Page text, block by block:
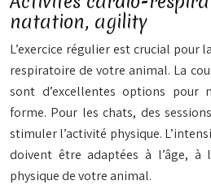
natation, agility
L’exercice régulier est crucial pour
respiratoire de votre animal. La
sont d’excellentes options pour
forme. Pour les chats, des
stimuler l’activité physique.
doivent être adaptées à l’âge,
physique de votre animal.